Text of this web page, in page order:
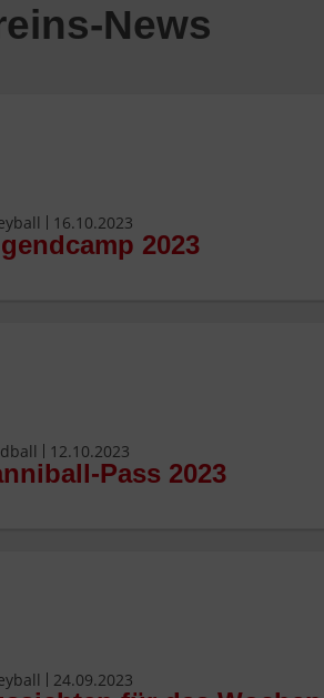
News
16.10.2023
2023
12.10.2023
Pass 2023
24.09.2023